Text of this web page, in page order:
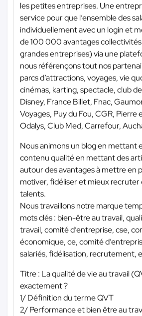
les petites entreprises. Une
service pour que l’ensemble des
individuellement avec un login et
de 100 000 avantages
grandes entreprises) via une
nous référençons tout nos
parcs d’attractions, voyages, vie
cinémas, karting, spectacle, club
Disney, France Billet, Fnac,
Voyages, Puy du Fou, CGR, Pierre
Odalys, Club Med, Carrefour,
Nous animons un blog en mettant
contenu qualité en mettant des
autour des avantages à mettre en
motiver, fidéliser et mieux recruter
talents.
Nous travaillons notre marque
mots clés : bien-être au travail,
travail, comité d’entreprise, cse,
économique, ce, comité
salariés, fidélisation, recrutement,
Titre : La qualité de vie au travail
exactement ?
1/ Définition du terme QVT
2/ Performance et bien être au